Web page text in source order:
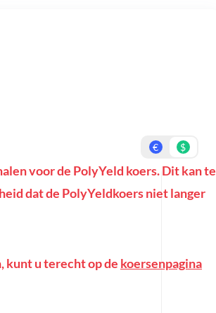
€ $
voor de PolyYeld koers. Dit kan te
dat de PolyYeldkoers niet langer
kunt u terecht op de koersenpagina